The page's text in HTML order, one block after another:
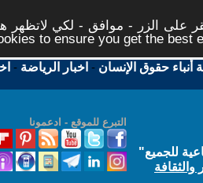
على الزر - موافق - لكي لاتظهر
to ensure you get the best
أنباء حقوق الإنسان - اخبار الرياضة -
التبرع للموقع - ادعمونا
للجميع"